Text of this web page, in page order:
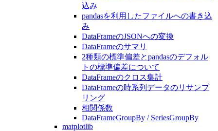
込み
pandasを利用したファイルへの書き込
み
DataFrameのJSONへの変換
DataFrameのサマリ
2種類の標準偏差とpandasのデフォル
トの標準偏差について
DataFrameのクロス集計
DataFrameの時系列データのリサンプ
リング
相関係数
DataFrameGroupBy / SeriesGroupBy
matplotlib